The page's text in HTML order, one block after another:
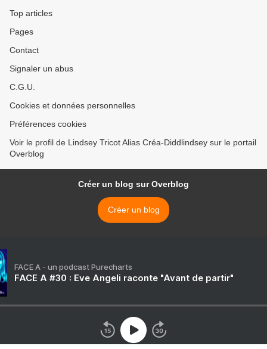
Top articles
Pages
Contact
Signaler un abus
C.G.U.
Cookies et données personnelles
Préférences cookies
Voir le profil de Lindsey Tricot Alias Créa-Diddlindsey sur le portail
Overblog
Créer un blog sur Overblog
Créer un blog
FACE A - un podcast Purecharts
FACE A #30 : Eve Angeli raconte "Avant de partir"